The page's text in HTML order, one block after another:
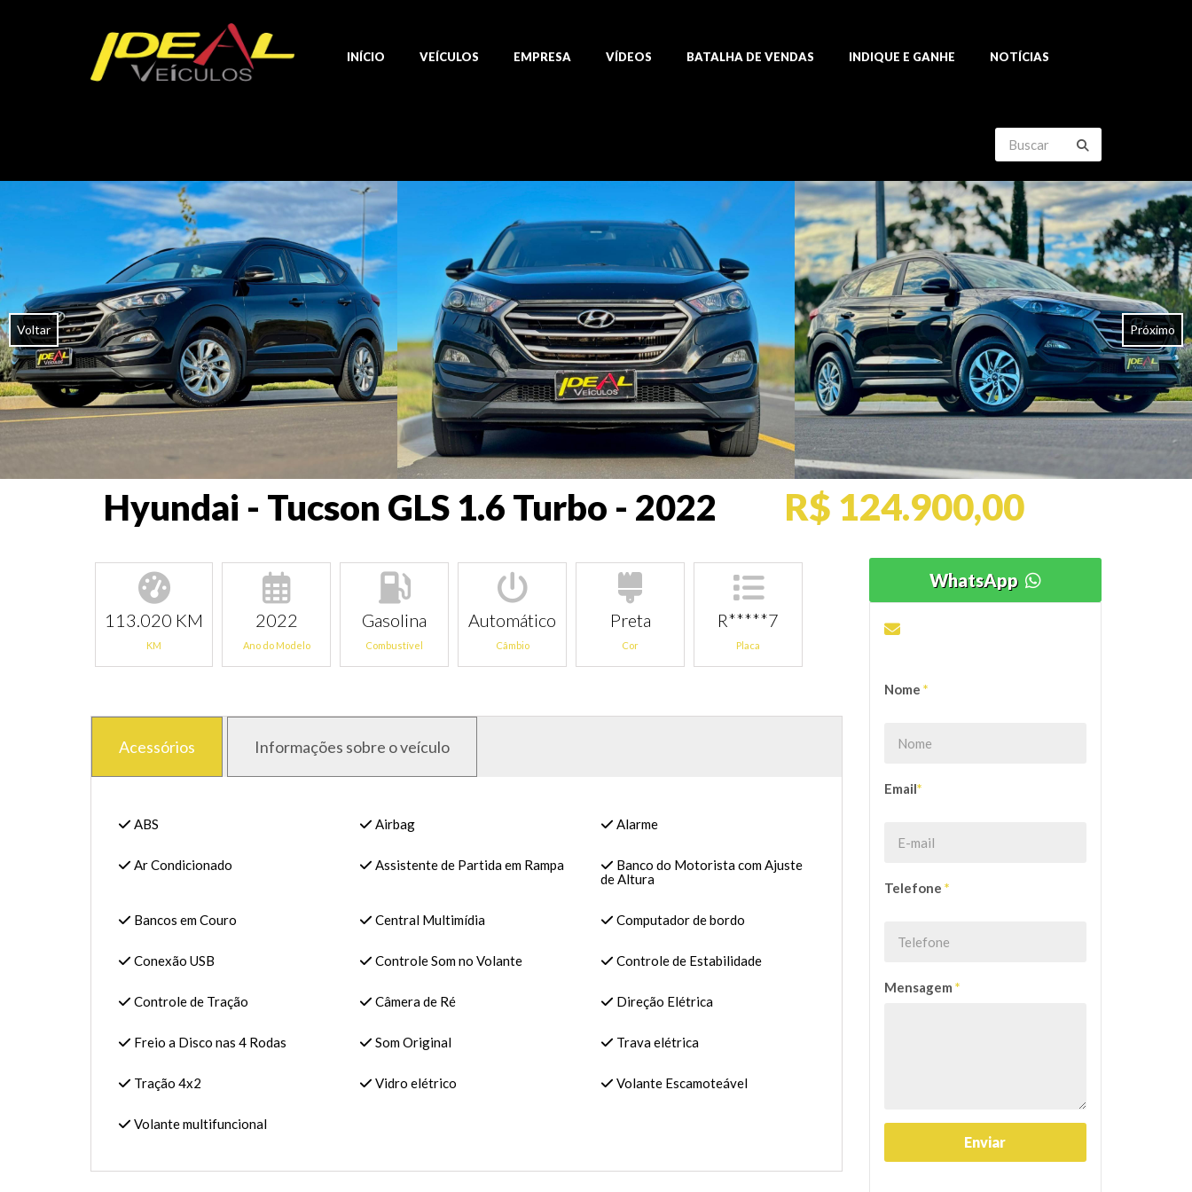
INÍCIO VEÍCULOS EMPRESA VÍDEOS BATALHA DE VENDAS INDIQUE E GANHE NOTÍCIAS
Voltar Próximo
Hyundai - Tucson GLS 1.6 Turbo - 2022 R$ 124.900,00
113.020 KM
KM
2022
Ano do Modelo
Gasolina
Combustível
Automático
Câmbio
Preta
Cor
R*****7
Placa
Acessórios Informações sobre o veículo
ABS Airbag Alarme
Ar Condicionado Assistente de Partida em Rampa
Banco do Motorista com Ajuste
de Altura
Bancos em Couro Central Multimídia Computador de bordo
Conexão USB Controle Som no Volante Controle de Estabilidade
Controle de Tração Câmera de Ré Direção Elétrica
Freio a Disco nas 4 Rodas Som Original Trava elétrica
Tração 4x2 Vidro elétrico Volante Escamoteável
Volante multifuncional
WhatsApp
Nome *
Email*
Telefone *
Mensagem *